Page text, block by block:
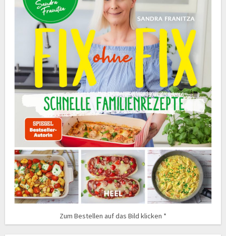
Zum Bestellen auf das Bild klicken *